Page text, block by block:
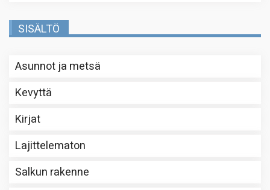
SISÄLTÖ
Asunnot ja metsä
Kevyttä
Kirjat
Lajittelematon
Salkun rakenne